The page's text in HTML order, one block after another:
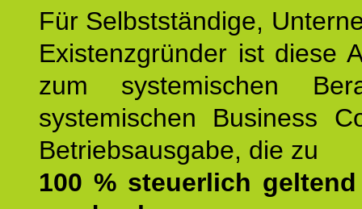
Für Selbstständige,
Existenzgründer ist diese
zum systemischen
systemischen Business
Betriebsausgabe, die zu
100 % steuerlich